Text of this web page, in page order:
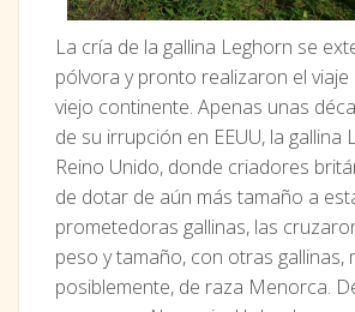
La cría de la gallina Leghorn se
pólvora y pronto realizaron el
viejo continente. Apenas unas
de su irrupción en EEUU, la gallina
Reino Unido, donde criadores
de dotar de aún más tamaño a
prometedoras gallinas, las
peso y tamaño, con otras gallinas,
posiblemente, de raza Menorca.